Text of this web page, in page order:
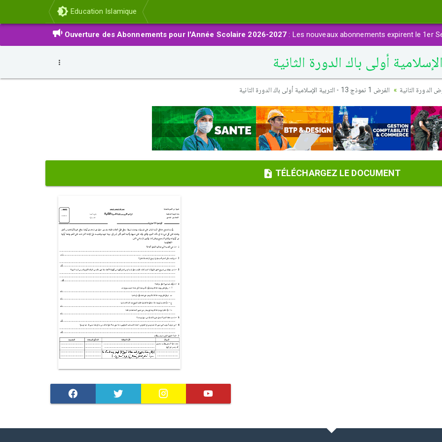
Education Islamique
Ouverture des Abonnements pour l'Année Scolaire 2026-2027 : Les nouveaux abonnements expirent le 1er
الدورة الثانية الفرض 1 نموذج 13 - التربية الإسلامية أولى باك الدورة الثانية
TÉLÉCHARGEZ LE DOCUMENT